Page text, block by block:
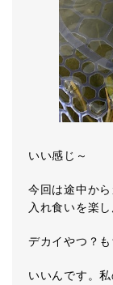
いい感じ～
今回は途中か
入れ食いを楽
デカイやつ？
いいんです。